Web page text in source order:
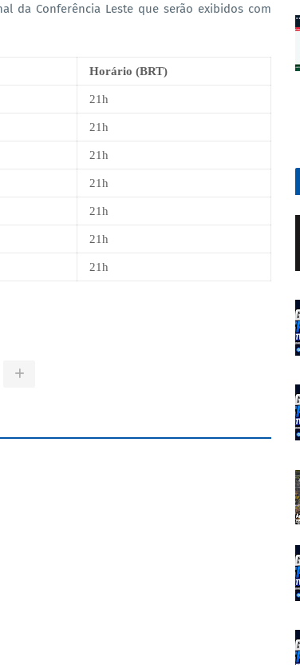
da Conferência Leste que serão exibidos com
Horário (BRT)
21h
21h
21h
21h
21h
21h
21h